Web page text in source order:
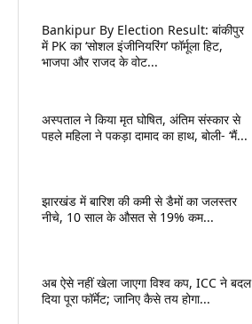
Bankipur By Election Result: बांकीपुर
में PK का ‘सोशल इंजीनियरिंग’ फॉर्मूला हिट,
भाजपा और राजद के वोट...
अस्पताल ने किया मृत घोषित, अंतिम संस्कार से
पहले महिला ने पकड़ा दामाद का हाथ, बोली- ‘मैं...
झारखंड में बारिश की कमी से डैमों का जलस्तर
नीचे, 10 साल के औसत से 19% कम...
अब ऐसे नहीं खेला जाएगा विश्व कप, ICC ने बदल
दिया पूरा फॉर्मेट; जानिए कैसे तय होगा...